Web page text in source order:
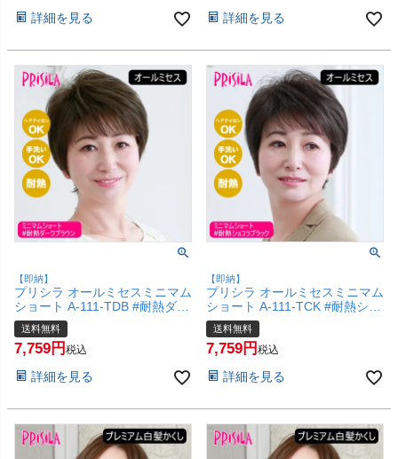
締め付けない】【宅配便送料無
詳細を見る
使用 締め付けない】【宅配便送
詳細を見る
【即納】
プリシラ オールミセスミニマム
ショート A-111-TDB #耐熱ダー
クブラウン 【医療用 フルウィ
ッグ つむじ 人工スキン かつら
和装 シニア 白髪隠し 自然 簡単
締め付けない】【宅配便送料無
送料無料
7,759 税込
詳細を見る
【即納】
プリシラ オールミセスミニマム
ショート A-111-TCK #耐熱ショ
コラブラック 【医療用 フルウ
ィッグ つむじ 人工スキン かつ
ら 和装 シニア 白髪隠し 自然
使用 締め付けない】【宅配便送
送料無料
7,759 税込
詳細を見る